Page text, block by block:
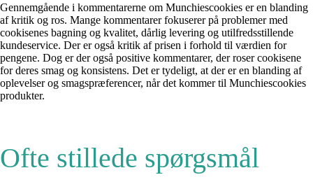
Gennemgående i kommentarerne om Munchiescookies er en blanding
af kritik og ros. Mange kommentarer fokuserer på problemer med
cookisenes bagning og kvalitet, dårlig levering og utilfredsstillende
kundeservice. Der er også kritik af prisen i forhold til værdien for
pengene. Dog er der også positive kommentarer, der roser cookisene
for deres smag og konsistens. Det er tydeligt, at der er en blanding af
oplevelser og smagspræferencer, når det kommer til Munchiescookies
produkter.
Ofte stillede spørgsmål